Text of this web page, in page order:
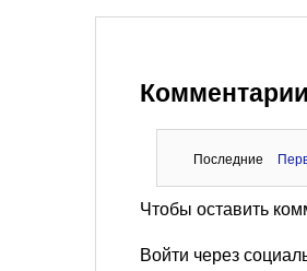
Последние
Чтобы оставить
Войти через